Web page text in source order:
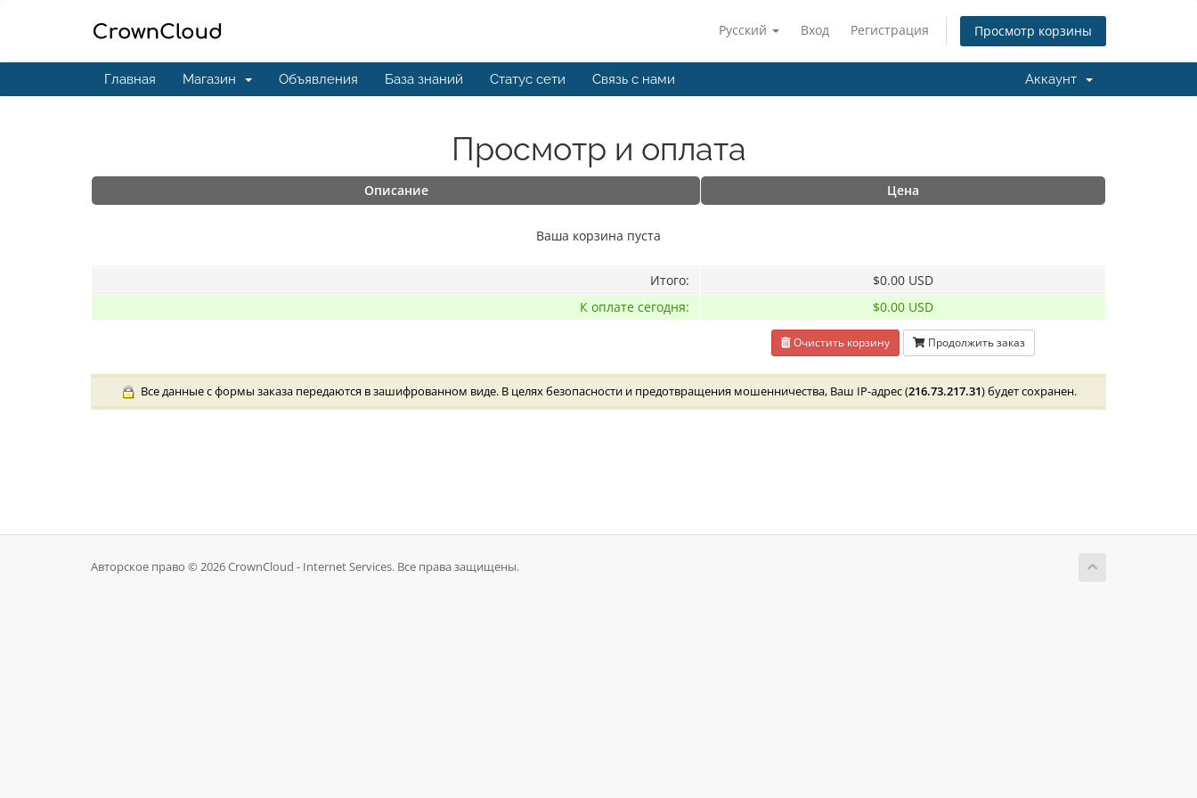
Русский Вход Регистрация Просмотр корзины
Главная Магазин Объявления База знаний Статус сети Связь с нами Аккаунт
Просмотр и оплата
Описание Цена
Ваша корзина пуста
Итого:
$0.00 USD
К оплате сегодня:
$0.00 USD
Очистить корзину Продолжить заказ
Все данные с формы заказа передаются в зашифрованном виде. В целях безопасности и предотвращения мошенничества, Ваш IP-адрес (216.73.217.31) будет сохранен.
Авторское право © 2026 CrownCloud - Internet Services. Все права защищены.